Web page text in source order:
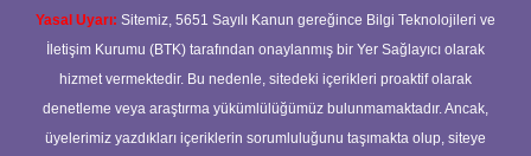
Yasal Uyarı: Sitemiz, 5651 Sayılı Kanun gereğince Bilgi Teknolojileri ve
İletişim Kurumu (BTK) tarafından onaylanmış bir Yer Sağlayıcı olarak
hizmet vermektedir. Bu nedenle, sitedeki içerikleri proaktif olarak
denetleme veya araştırma yükümlülüğümüz bulunmamaktadır. Ancak,
üyelerimiz yazdıkları içeriklerin sorumluluğunu taşımakta olup, siteye